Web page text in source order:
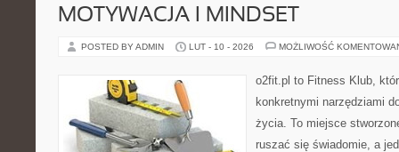
MOTYWACJA I MINDSET
POSTED BY ADMIN LUT - 10 - 2026 MOŻLIWOŚĆ
o2fit.pl to Fitness Klub,
konkretnymi narzędziami
życia. To miejsce
ruszać się świadomie, a